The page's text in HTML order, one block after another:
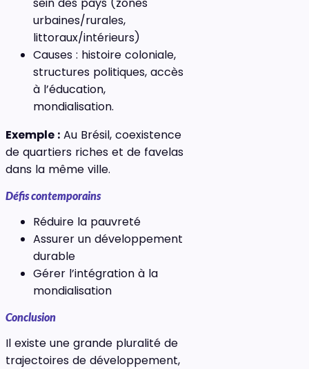
urbaines/rurales,
littoraux/intérieurs)
Causes : histoire coloniale,
structures politiques, accès
à l’éducation,
mondialisation.
Exemple : Au Brésil, coexistence
de quartiers riches et de favelas
dans la même ville.
Défis contemporains
Réduire la pauvreté
Assurer un développement
durable
Gérer l’intégration à la
mondialisation
Conclusion
Il existe une grande pluralité de
trajectoires de développement,